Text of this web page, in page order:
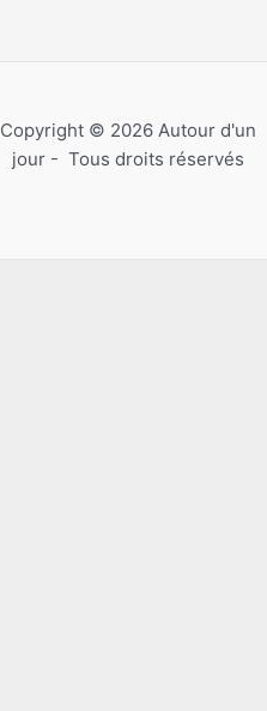
Copyright © 2026 Autour d'un
jour - Tous droits réservés